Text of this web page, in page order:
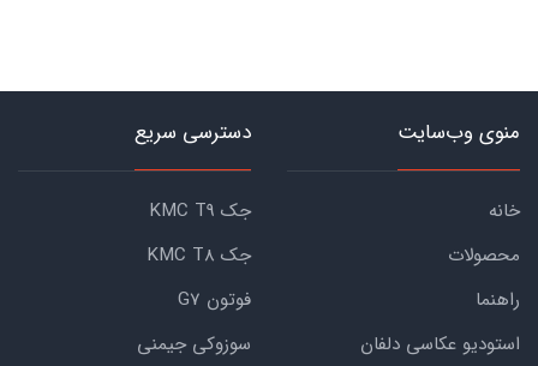
منوی وب‌سایت
خانه
محصولات
راهنما
استودیو عکاسی دلفان
دسترسی سریع
جک KMC T9
جک KMC T8
فوتون G7
سوزوکی جیمنی